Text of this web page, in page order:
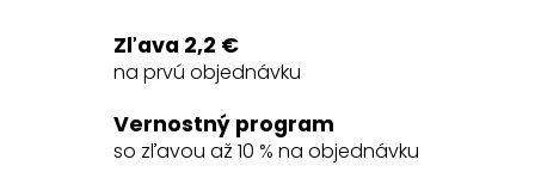
p
r
v
k
y
Zľava 2,2 €
na prvú objednávku
Vernostný program
so zľavou až 10 % na objednávku